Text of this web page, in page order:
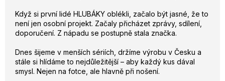
Když si první lidé HLUBÁKY oblékli, začalo být jasné, že to
není jen osobní projekt. Začaly přicházet zprávy, sdílení,
doporučení. Z nápadu se postupně stala značka.
Dnes šijeme v menších sériích, držíme výrobu v Česku a
stále si hlídáme to nejdůležitější – aby každý kus dával
smysl. Nejen na fotce, ale hlavně při nošení.